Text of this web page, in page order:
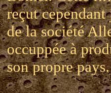
reçut cependant
de la société
occuppée à
son propre pays.